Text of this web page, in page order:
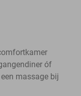
óf
massage bij